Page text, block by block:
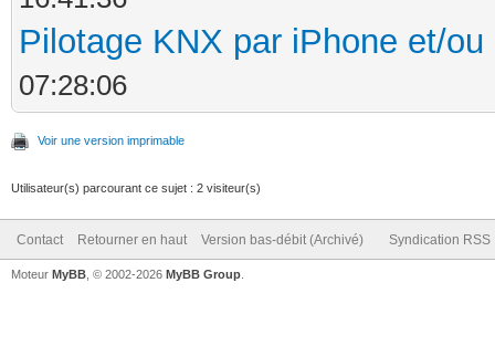
Pilotage KNX par iPhone et/ou
07:28:06
Voir une version imprimable
Utilisateur(s) parcourant ce sujet : 2 visiteur(s)
Contact Retourner en haut Version bas-débit (Archivé) Syndication RSS
Moteur MyBB , © 2002-2026 MyBB Group